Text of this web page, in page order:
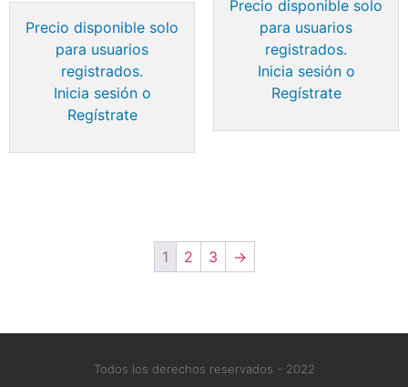
Precio disponible solo
para usuarios
registrados.
Inicia sesión o
Regístrate
Precio disponible solo
para usuarios
registrados.
Inicia sesión o
Regístrate
1 2 3 →
Todos los derechos reservados - 2022